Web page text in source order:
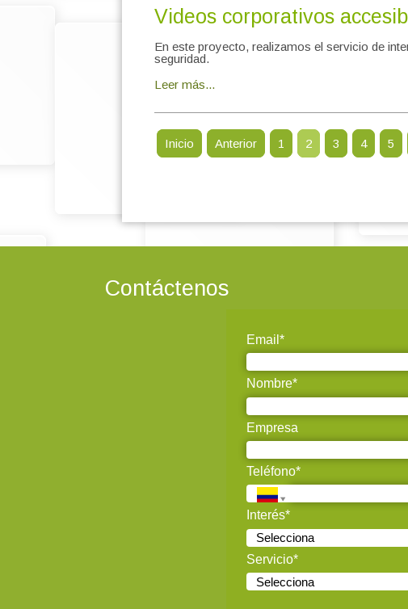
Videos corporativos
En este proyecto, realizamos el servicio de
seguridad.
Leer más...
Inicio Anterior 1 2 3 4 5
Contáctenos
Email*
Nombre*
Empresa
Teléfono*
Interés*
Servicio*